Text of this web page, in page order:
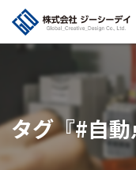
タグ『#自